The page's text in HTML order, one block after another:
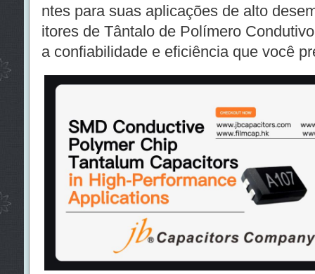
ntes para suas aplicações de alto
itores de Tântalo de Polímero
a confiabilidade e eficiência que você